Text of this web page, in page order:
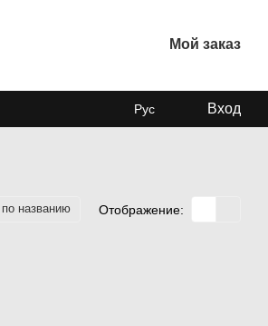
Мой заказ
Рус Вход
по названию Отображение: